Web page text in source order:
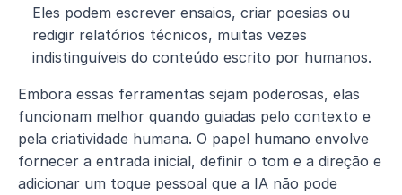
Eles podem escrever ensaios, criar poesias ou
redigir relatórios técnicos, muitas vezes
indistinguíveis do conteúdo escrito por humanos.
Embora essas ferramentas sejam poderosas, elas
funcionam melhor quando guiadas pelo contexto e
pela criatividade humana. O papel humano envolve
fornecer a entrada inicial, definir o tom e a direção e
adicionar um toque pessoal que a IA não pode